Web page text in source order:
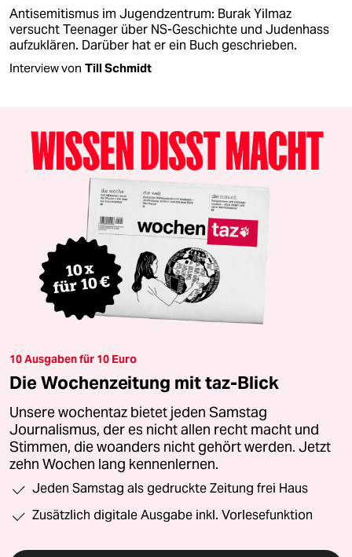
Antisemitismus im Jugendzentrum: Burak Yilmaz
versucht Teenager über NS-Geschichte und Judenhass
aufzuklären. Darüber hat er ein Buch geschrieben.
Interview von Till Schmidt
10 Ausgaben für 10 Euro
Die Wochenzeitung mit taz-Blick
Unsere wochentaz bietet jeden Samstag
Journalismus, der es nicht allen recht macht und
Stimmen, die woanders nicht gehört werden. Jetzt
zehn Wochen lang kennenlernen.
Jeden Samstag als gedruckte Zeitung frei Haus
Zusätzlich digitale Ausgabe inkl. Vorlesefunktion